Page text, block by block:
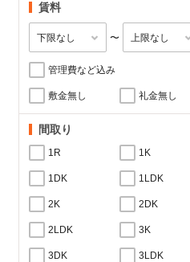
賃料
〜
管理費など込み
敷金無し 礼金無し
間取り
1R 1K
1DK 1LDK
2K 2DK
2LDK 3K
3DK 3LDK